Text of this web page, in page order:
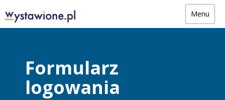
Menu
Formularz
logowania